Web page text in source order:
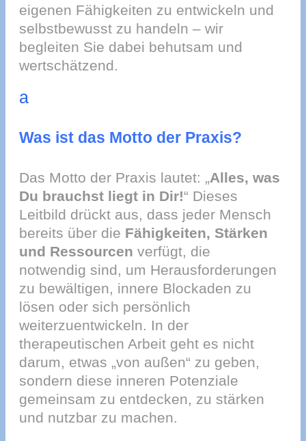
eigenen Fähigkeiten zu entwickeln und
selbstbewusst zu handeln – wir
begleiten Sie dabei behutsam und
wertschätzend.
a
Was ist das Motto der Praxis?
Das Motto der Praxis lautet: „ Alles, was
Du brauchst liegt in Dir!“ Dieses
Leitbild drückt aus, dass jeder Mensch
bereits über die Fähigkeiten, Stärken
und Ressourcen verfügt, die
notwendig sind, um Herausforderungen
zu bewältigen, innere Blockaden zu
lösen oder sich persönlich
weiterzuentwickeln. In der
therapeutischen Arbeit geht es nicht
darum, etwas „von außen“ zu geben,
sondern diese inneren Potenziale
gemeinsam zu entdecken, zu stärken
und nutzbar zu machen.